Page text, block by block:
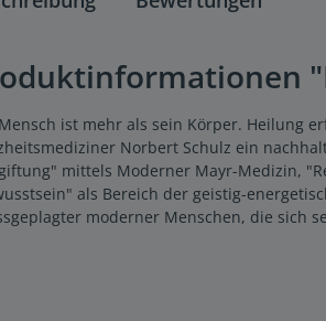
ist mehr als sein Körper. Heilung
Norbert Schulz ein
mittels Moderner Mayr-Medizin,
als Bereich der geistig-
moderner Menschen, die sich